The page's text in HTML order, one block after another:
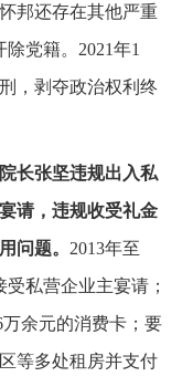
邦还存在其他严重
党籍。2021年1
，剥夺政治权利终
长张坚违规出入私
请，违规收受礼金
问题。 2013年至
私营企业主宴请；
余元的消费卡；要
等多处租房并支付